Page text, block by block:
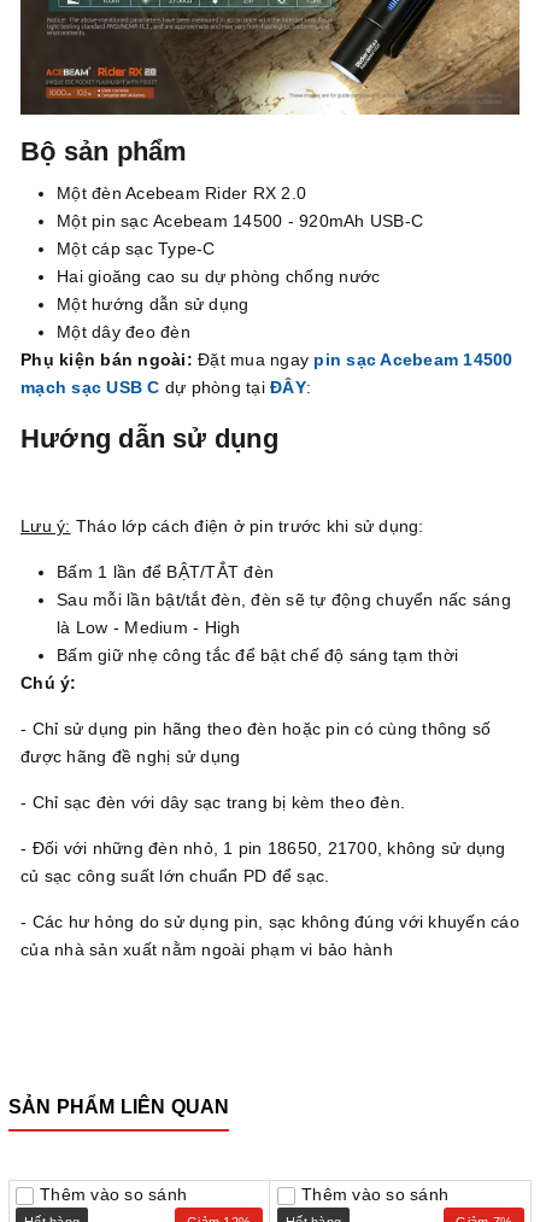
Bộ sản phẩm
Một đèn Acebeam Rider RX 2.0
Một pin sạc Acebeam 14500 - 920mAh USB-C
Một cáp sạc Type-C
Hai gioăng cao su dự phòng chống nước
Một hướng dẫn sử dụng
Một dây đeo đèn
Phụ kiện bán ngoài: Đặt mua ngay pin sạc Acebeam 14500
mạch sạc USB C dự phòng tại ĐÂY:
Hướng dẫn sử dụng
Lưu ý: Tháo lớp cách điện ở pin trước khi sử dụng:
Bấm 1 lần để BẬT/TẮT đèn
Sau mỗi lần bật/tắt đèn, đèn sẽ tự động chuyển nấc sáng
là Low - Medium - High
Bấm giữ nhẹ công tắc để bật chế độ sáng tạm thời
Chú ý:
- Chỉ sử dụng pin hãng theo đèn hoặc pin có cùng thông số
được hãng đề nghị sử dụng
- Chỉ sạc đèn với dây sạc trang bị kèm theo đèn.
- Đối với những đèn nhỏ, 1 pin 18650, 21700, không sử dụng
củ sạc công suất lớn chuẩn PD để sạc.
- Các hư hỏng do sử dụng pin, sạc không đúng với khuyến cáo
của nhà sản xuất nằm ngoài phạm vi bảo hành
SẢN PHẨM LIÊN QUAN
Thêm vào so sánh Thêm vào so sánh